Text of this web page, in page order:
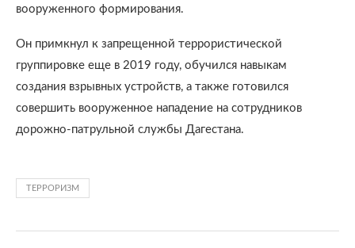
вооруженного формирования.
Он примкнул к запрещенной террористической
группировке еще в 2019 году, обучился навыкам
создания взрывных устройств, а также готовился
совершить вооруженное нападение на сотрудников
дорожно-патрульной службы Дагестана.
ТЕРРОРИЗМ